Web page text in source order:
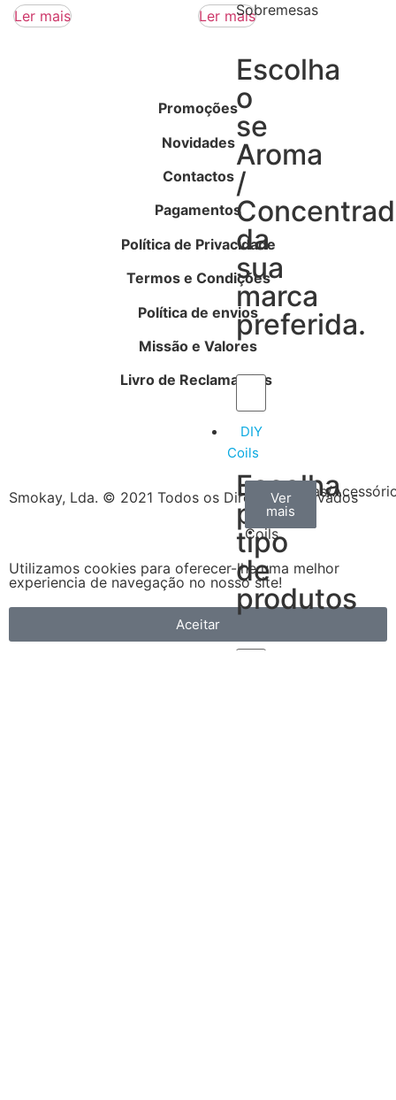
Sobremesas
Escolha
o
se
Aroma
/
da
sua
marca
preferida.
DIY
Coils
Escolha
por
tipo
de
produtos
Arame
Coils
Ver
mais
Algodão
Ver
mais
Ferramentas/
Ver
mais
Ler mais Ler mais
Promoções
Novidades
Contactos
Pagamentos
Política de Privacidade
Termos e Condições
Política de envios
Missão e Valores
Livro de Reclamações
Smokay, Lda. © 2021 Todos os Direitos Reservados
Utilizamos cookies para oferecer-lhe uma melhor
experiencia de navegação no nosso site!
Aceitar